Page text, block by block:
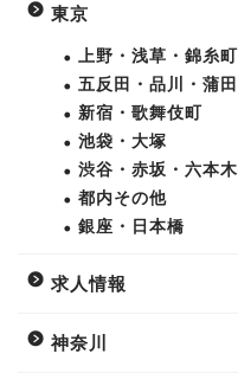
東京
上野・浅草・錦糸町
五反田・品川・蒲田
新宿・歌舞伎町
池袋・大塚
渋谷・赤坂・六本木
都内その他
銀座・日本橋
求人情報
神奈川